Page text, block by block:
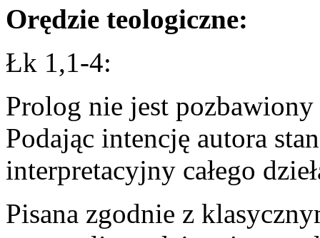
Orędzie teologiczne:
Łk 1,1-4:
Prolog nie jest
Podając intencję autora
interpretacyjny całego
Pisana zgodnie z